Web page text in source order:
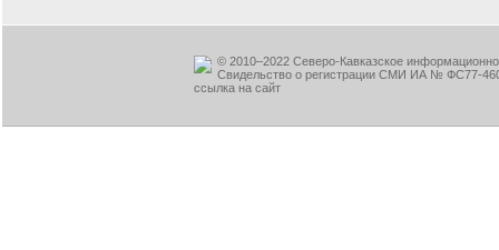
© 2010–2022 Северо-Кавказское
Свидельство о регистрации СМИ ИА № ФС77-
ссылка на сайт